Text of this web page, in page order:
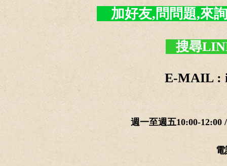
加好友,問問題,來
搜尋
E-MAIL :
週一至週五10:00-12:00